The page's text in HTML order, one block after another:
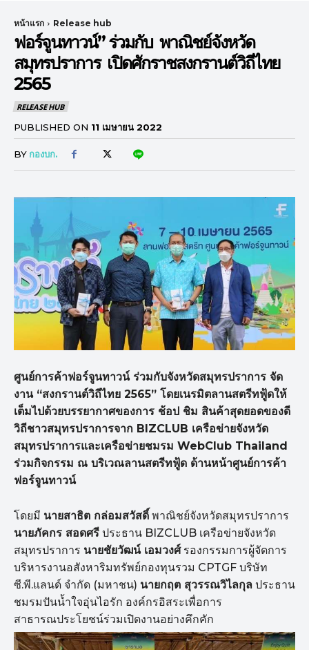
หน้าแรก Release hub
ฟอร์จูนทาวน์” ร่วมกับ พาณิชย์จังหวัด
สมุทรปราการ เปิดศักราชสงกรานต์วิถีไทย
2565
RELEASE HUB
PUBLISHED ON 11 เมษายน 2022
BY กองบก.
ศูนย์การค้าฟอร์จูนทาวน์ ร่วมกับจังหวัดสมุทรปราการ จัด
งาน “สงกรานต์วิถีไทย 2565” โดยเนรมิตลานสตรีทฟู้ดให้
เต็มไปด้วยบรรยากาศของการ ช้อป ชิม สินค้าสุดยอดของดี
วิถีชาวสมุทรปราการจาก BIZCLUB เครือข่ายจังหวัด
สมุทรปราการและเครือข่ายชมรม WebClub Thailand
ร่วมกิจกรรม ณ บริเวณลานสตรีทฟู้ด ด้านหน้าศูนย์การค้า
ฟอร์จูนทาวน์
โดยมี นายสาธิต กล่อมสวัสดิ์ พาณิชย์จังหวัดสมุทรปราการ
นายภัคกร สอดศรี ประธาน BIZCLUB เครือข่ายจังหวัด
สมุทรปราการ นายชัยวัฒน์ เอมวงศ์รองกรรมการผู้จัดการ
บริหารงานอสังหาริมทรัพย์กองทุนรวม CPTGF บริษัท
ซี.พี.แลนด์ จำกัด (มหาชน) นายกฤต สุวรรณวิไลกุล ประธาน
ชมรมปันน้ำใจอุ่นไอรัก องค์กรอิสระเพื่อการ
สาธารณประโยชน์ร่วมเปิดงานอย่างคึกคัก